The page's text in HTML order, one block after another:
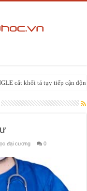
cắt khối tá tụy tiếp cận
TRỊ TRIỆT CĂN CHO UNG
đại cương
0